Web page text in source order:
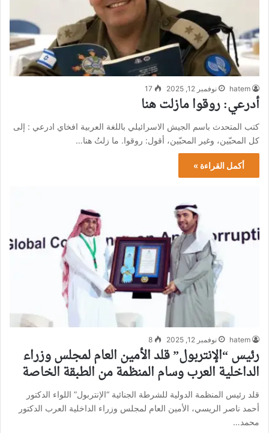
hatem نوفمبر 12, 2025 17
أدرعي: روقوا مازلت هنا
كتب المتحدث باسم الجيش الاسرائيلي باللغة العربية افخاي ادرعي : إلى
كل المحبّين، وغير المحبّين، أقول: روقوا. ما زلتُ هنا…
أكمل القراءة »
hatem نوفمبر 12, 2025 8
رئيس “الإنتربول” قلد الأمين العام لمجلس وزراء
الداخلية العرب وسام المنظمة من الطبقة الخاصة
قلد رئيس المنظمة الدولية للشرطة الجنائية “الإنتربول” اللواء الدكتور
أحمد ناصر الريسي، الأمين العام لمجلس وزراء الداخلية العرب الدكتور
محمد…